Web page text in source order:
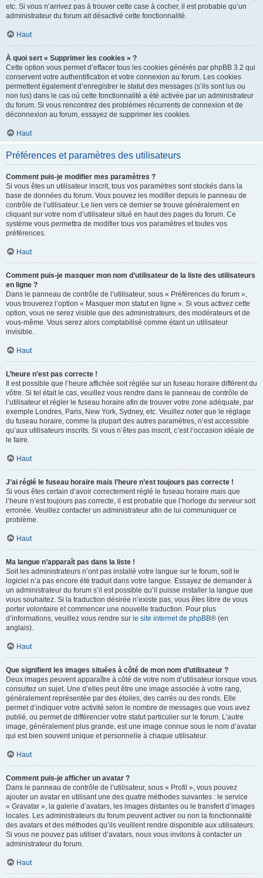
etc. Si vous n’arrivez pas à trouver cette case à cocher, il est probable qu’un
administrateur du forum ait désactivé cette fonctionnalité.
Haut
À quoi sert « Supprimer les cookies » ?
Cette option vous permet d’effacer tous les cookies générés par phpBB 3.2 qui
conservent votre authentification et votre connexion au forum. Les cookies
permettent également d’enregistrer le statut des messages (s’ils sont lus ou
non lus) dans le cas où cette fonctionnalité a été activée par un administrateur
du forum. Si vous rencontrez des problèmes récurrents de connexion et de
déconnexion au forum, essayez de supprimer les cookies.
Haut
Préférences et paramètres des utilisateurs
Comment puis-je modifier mes paramètres ?
Si vous êtes un utilisateur inscrit, tous vos paramètres sont stockés dans la
base de données du forum. Vous pouvez les modifier depuis le panneau de
contrôle de l’utilisateur. Le lien vers ce dernier se trouve généralement en
cliquant sur votre nom d’utilisateur situé en haut des pages du forum. Ce
système vous permettra de modifier tous vos paramètres et toutes vos
préférences.
Haut
Comment puis-je masquer mon nom d’utilisateur de la liste des utilisateurs
en ligne ?
Dans le panneau de contrôle de l’utilisateur, sous « Préférences du forum »,
vous trouverez l’option « Masquer mon statut en ligne ». Si vous activez cette
option, vous ne serez visible que des administrateurs, des modérateurs et de
vous-même. Vous serez alors comptabilisé comme étant un utilisateur
invisible.
Haut
L’heure n’est pas correcte !
Il est possible que l’heure affichée soit réglée sur un fuseau horaire différent du
vôtre. Si tel était le cas, veuillez vous rendre dans le panneau de contrôle de
l’utilisateur et régler le fuseau horaire afin de trouver votre zone adéquate, par
exemple Londres, Paris, New York, Sydney, etc. Veuillez noter que le réglage
du fuseau horaire, comme la plupart des autres paramètres, n’est accessible
qu’aux utilisateurs inscrits. Si vous n’êtes pas inscrit, c’est l’occasion idéale de
le faire.
Haut
J’ai réglé le fuseau horaire mais l’heure n’est toujours pas correcte !
Si vous êtes certain d’avoir correctement réglé le fuseau horaire mais que
l’heure n’est toujours pas correcte, il est probable que l’horloge du serveur soit
erronée. Veuillez contacter un administrateur afin de lui communiquer ce
problème.
Haut
Ma langue n’apparaît pas dans la liste !
Soit les administrateurs n’ont pas installé votre langue sur le forum, soit le
logiciel n’a pas encore été traduit dans votre langue. Essayez de demander à
un administrateur du forum s’il est possible qu’il puisse installer la langue que
vous souhaitez. Si la traduction désirée n’existe pas, vous êtes libre de vous
porter volontaire et commencer une nouvelle traduction. Pour plus
d’informations, veuillez vous rendre sur le site internet de phpBB® (en
anglais).
Haut
Que signifient les images situées à côté de mon nom d’utilisateur ?
Deux images peuvent apparaître à côté de votre nom d’utilisateur lorsque vous
consultez un sujet. Une d’elles peut être une image associée à votre rang,
généralement représentée par des étoiles, des carrés ou des ronds. Elle
permet d’indiquer votre activité selon le nombre de messages que vous avez
publié, ou permet de différencier votre statut particulier sur le forum. L’autre
image, généralement plus grande, est une image connue sous le nom d’avatar
qui est bien souvent unique et personnelle à chaque utilisateur.
Haut
Comment puis-je afficher un avatar ?
Dans le panneau de contrôle de l’utilisateur, sous « Profil », vous pouvez
ajouter un avatar en utilisant une des quatre méthodes suivantes : le service
« Gravatar », la galerie d’avatars, les images distantes ou le transfert d’images
locales. Les administrateurs du forum peuvent activer ou non la fonctionnalité
des avatars et des méthodes qu’ils veuillent rendre disponible aux utilisateurs.
Si vous ne pouvez pas utiliser d’avatars, nous vous invitons à contacter un
administrateur du forum.
Haut